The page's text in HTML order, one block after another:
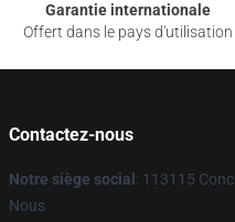
Garantie internationale
Offert dans le pays d'utilisation
Contactez-nous
Notre siège social : 113115
Nous